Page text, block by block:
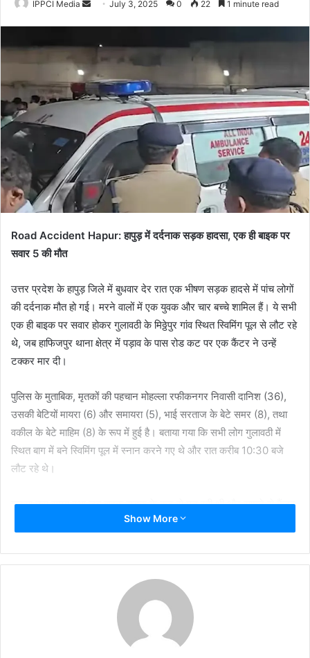
IPPCI Media
SendJuly 3, 2025 0 22 1 minute read
Road Accident Hapur: हापुड़ में दर्दनाक सड़क हादसा, एक ही बाइक पर
सवार 5 की मौत
उत्तर प्रदेश के हापुड़ जिले में बुधवार देर रात एक भीषण सड़क हादसे में पांच लोगों
की दर्दनाक मौत हो गई। मरने वालों में एक युवक और चार बच्चे शामिल हैं। ये सभी
एक ही बाइक पर सवार होकर गुलावठी के मिठ्ठेपुर गांव स्थित स्विमिंग पूल से लौट रहे
थे, जब हाफिजपुर थाना क्षेत्र में पड़ाव के पास रोड कट पर एक कैंटर ने उन्हें
टक्कर मार दी।
पुलिस के मुताबिक, मृतकों की पहचान मोहल्ला रफीकनगर निवासी दानिश (36),
उसकी बेटियों मायरा (6) और समायरा (5), भाई सरताज के बेटे समर (8), तथा
वकील के बेटे माहिम (8) के रूप में हुई है। बताया गया कि सभी लोग गुलावठी में
स्थित बाग में बने स्विमिंग पूल में स्नान करने गए थे और रात करीब 10:30 बजे
लौट रहे थे।
हादसा उस समय हुआ जब बाइक सड़क के कट से मुड़ रही थी और सामने से कैंटर
अचानक आ गया। टक्कर इतनी तेज थी कि बाइक सवार पांचों लोग कैंटर के नीचे
गया।
सूचना मिलते ही पुलिस मौके पर पहुंची और शवों को बाहर निकालकर पोस्टमार्टम के
लिए भेजा। मौके पर सीओ गढ़मुक्तेश्वर वरुण मिश्रा और एएसपी विनीत भटनागर ने
पहुंचकर जांच शुरू कर दी। प्रारंभिक जांच में आशंका जताई जा रही है कि बाइक
चला रहा दानिश नशे में था, लेकिन इसकी पुष्टि पोस्टमार्टम रिपोर्ट से ही होगी।
Show More